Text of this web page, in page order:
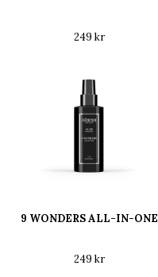
249 kr
9 WONDERS ALL-IN-ONE
249 kr